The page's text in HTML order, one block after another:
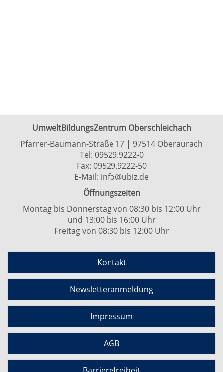
UmweltBildungsZentrum Oberschleichach
Pfarrer-Baumann-Straße 17 | 97514 Oberaurach
Tel: 09529.9222-0
Fax: 09529.9222-50
E-Mail: info@ubiz.de
Öffnungszeiten
Montag bis Donnerstag von 08:30 bis 12:00 Uhr
und 13:00 bis 16:00 Uhr
Freitag von 08:30 bis 12:00 Uhr
Kontakt
Newsletteranmeldung
Impressum
AGB